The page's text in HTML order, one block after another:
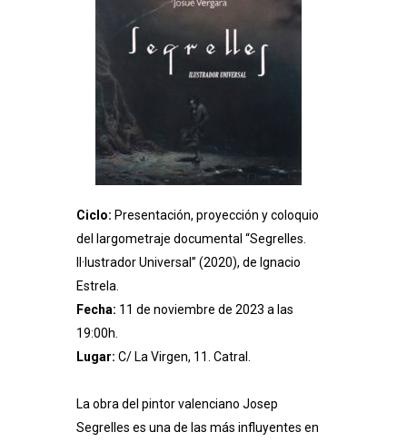
Ciclo: Presentación, proyección y coloquio
del largometraje documental “Segrelles.
Il·lustrador Universal” (2020), de Ignacio
Estrela.
Fecha: 11 de noviembre de 2023 a las
19:00h.
Lugar: C/ La Virgen, 11. Catral.
La obra del pintor valenciano Josep
Segrelles es una de las más influyentes en